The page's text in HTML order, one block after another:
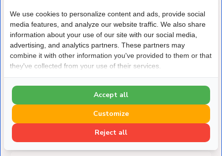
QH Terrasheater QHD-
78WM 1800 Watt
Wandmodel Infrarood
Roestbestendige RVS behuizing
Met afstandsbediening
We use cookies to personalize content and ads, provide social
media features, and analyze our website traffic. We also share
information about your use of our site with our social media,
advertising, and analytics partners. These partners may
combine it with other information you've provided to them or that
they've collected from your use of their services.
Reject all
Customize
Accept all